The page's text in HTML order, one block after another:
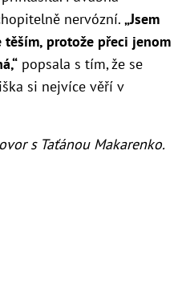
nervózní. „Jsem
těším, protože přeci jenom
popsala s tím, že se
si nejvíce věří v
s Taťánou Makarenko.